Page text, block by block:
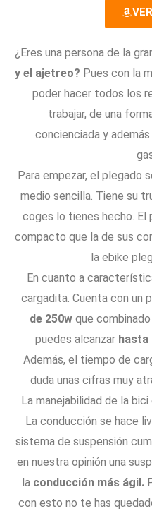
¿Eres una persona de la
y el ajetreo? Pues con la
poder hacer todos los
trabajar, de una
concienciada y
Para empezar, el plegado
medio sencilla. Tiene su
coges lo tienes hecho. El
compacto que la de sus
la ebike
En cuanto a
cargadita. Cuenta con un
de 250wque
puedes alcanzar hasta
Además, el tiempo de
duda unas cifras muy
La manejabilidad de la
La conducción se hace
sistema de suspensión
en nuestra opinión una
la conducción más ágil.
con esto no te has